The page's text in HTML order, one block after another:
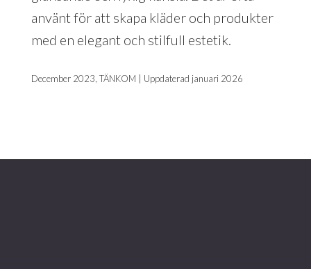
använt för att skapa kläder och produkter
med en elegant och stilfull estetik.
December 2023, TÄNKOM | Uppdaterad januari 2026